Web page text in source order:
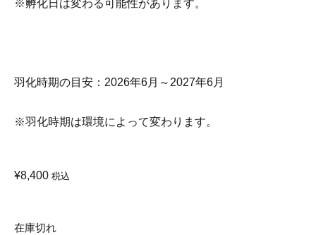
※孵化日は変わる可能性があります。
羽化時期の目安：2026年6月～2027年6月
※羽化時期は環境によって変わります。
¥8,400 税込
在庫切れ